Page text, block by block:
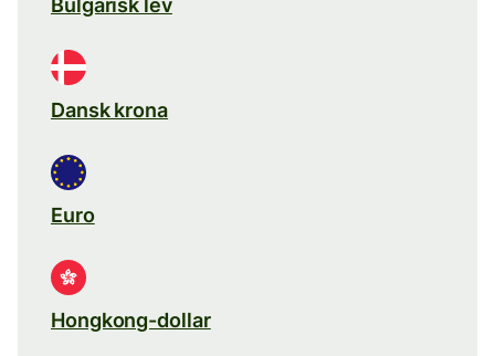
Bulgarisk lev
Dansk krona
Euro
Hongkong-dollar